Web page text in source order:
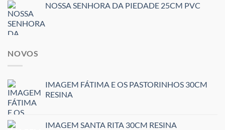
NOSSA SENHORA DA PIEDADE 25CM PVC
NOVOS
IMAGEM FÁTIMA E OS PASTORINHOS 30CM
RESINA
IMAGEM SANTA RITA 30CM RESINA